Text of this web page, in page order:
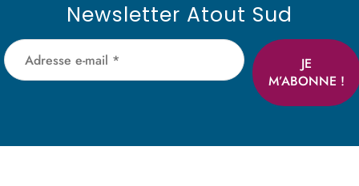
Newsletter Atout Sud